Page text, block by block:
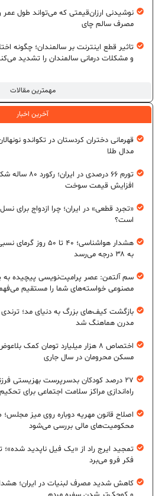
مهمترین مقالات
نوشیدنی ارزان‌قیمتی که می‌تواند طول
مصرف سالم چای
تاثیر قطع اینترنت بر سالمندان؛ چگونه
و مشکلات درمانی سالمندان را تشدید
آخرین اخبار
مدال طلا
تورم ۶۶ درصدی
افزایش قیمت سوخت
«تجرد قطعی» در ایران؛ چرا ازدواج برای
است؟
هشدار هواشناسی؛ ۴۰
به ۳۸ درجه می‌رسد
سم آلتمن: عصر پرامپت‌نویسی پیچیده
مصنوعی خواسته‌های شما را مستقیم
بازگشت کیف‌های بزرگ به دنیای مد؛
مدرن هماهنگ شد
اختصاص ۸ هزار میلیارد تومان کمک
مسکن محرومان در سال جاری
۲۷ درصد کودکان بدسرپرست بهزیستی
راه‌اندازی مراکز سلامت اجتماعی برای
اصلاح قانون مهریه دوباره روی میز
محکومیت‌های مالی بررسی می‌شود
تمجید ایرج راد از «یک فیل ناپدید
فکر فرو می‌برد
کاهش شدید مصرف لبنیات در ایران؛ هشدار